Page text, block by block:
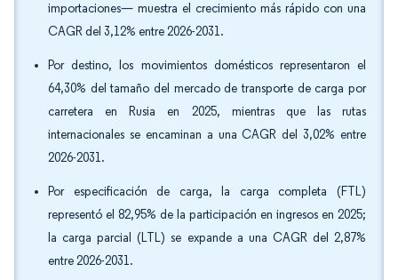
importaciones— muestra el crecimiento más rápido con una
CAGR del 3,12% entre 2026-2031.
Por destino, los movimientos domésticos representaron el
64,30% del tamaño del mercado de transporte de carga por
carretera en Rusia en 2025, mientras que las rutas
internacionales se encaminan a una CAGR del 3,02% entre
2026-2031.
Por especificación de carga, la carga completa (FTL)
representó el 82,95% de la participación en ingresos en 2025;
la carga parcial (LTL) se expande a una CAGR del 2,87%
entre 2026-2031.